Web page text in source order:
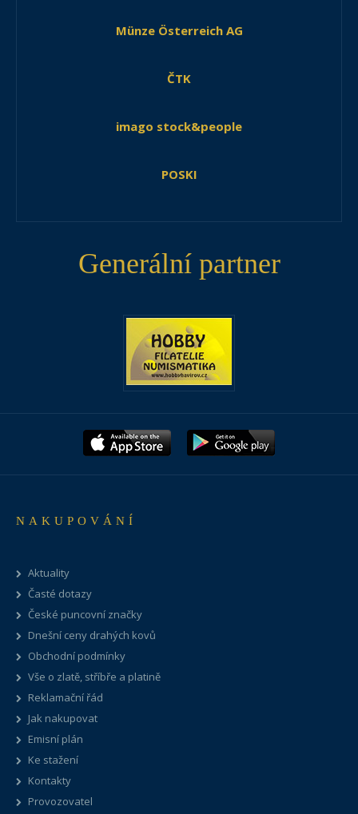
Münze Österreich AG
ČTK
imago stock&people
POSKI
Generální partner
NAKUPOVÁNÍ
Aktuality
Časté dotazy
České puncovní značky
Dnešní ceny drahých kovů
Obchodní podmínky
Vše o zlatě, stříbře a platině
Reklamační řád
Jak nakupovat
Emisní plán
Ke stažení
Kontakty
Provozovatel